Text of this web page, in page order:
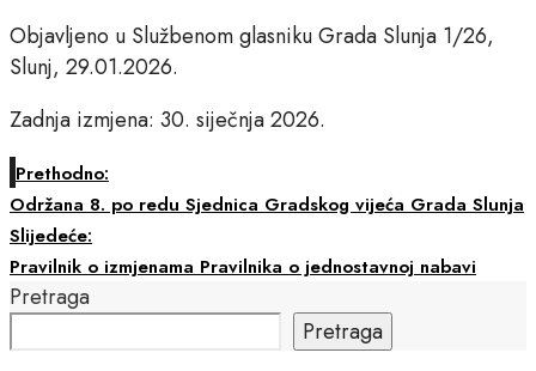
Objavljeno u Službenom glasniku Grada Slunja 1/26,
Slunj, 29.01.2026.
Zadnja izmjena: 30. siječnja 2026.
Prethodno:
Održana 8. po redu Sjednica Gradskog vijeća Grada Slunja
Slijedeće:
Pravilnik o izmjenama Pravilnika o jednostavnoj nabavi
Pretraga
Pretraga